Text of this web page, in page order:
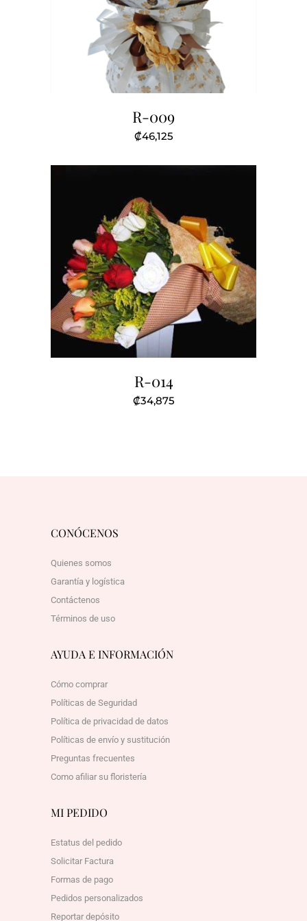
R-009
₡46,125
R-014
₡34,875
CONÓCENOS
Quienes somos
Garantía y logística
Contáctenos
Términos de uso
AYUDA E INFORMACIÓN
Cómo comprar
Políticas de Seguridad
Política de privacidad de datos
Políticas de envío y sustitución
Preguntas frecuentes
Como afiliar su floristería
MI PEDIDO
Estatus del pedido
Solicitar Factura
Formas de pago
Pedidos personalizados
Reportar depósito